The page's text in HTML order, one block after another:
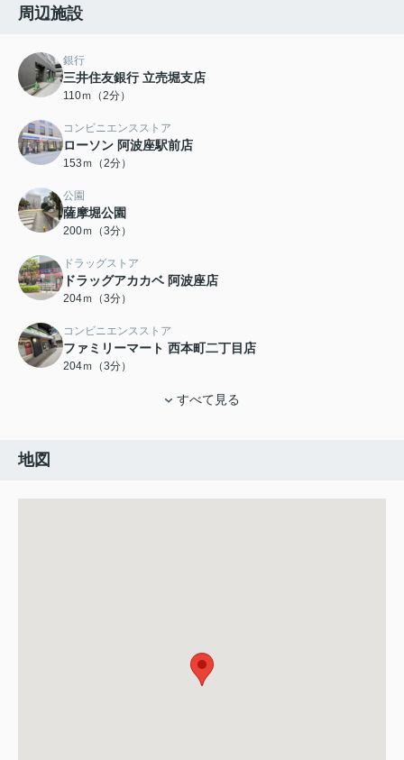
周辺施設
銀行
三井住友銀行 立売堀支店
110ｍ（2分）
コンビニエンスストア
ローソン 阿波座駅前店
153ｍ（2分）
公園
薩摩堀公園
200ｍ（3分）
ドラッグストア
ドラッグアカカベ 阿波座店
204ｍ（3分）
コンビニエンスストア
ファミリーマート 西本町二丁目店
204ｍ（3分）
すべて見る
地図